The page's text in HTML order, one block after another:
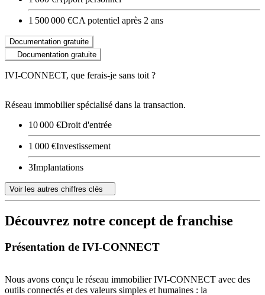
1 500 000 €CA potentiel après 2 ans
Documentation gratuite
Documentation gratuite
IVI-CONNECT, que ferais-je sans toit ?
Réseau immobilier spécialisé dans la transaction.
10 000 €Droit d'entrée
1 000 €Investissement
3Implantations
Voir les autres chiffres clés
Découvrez notre concept de franchise
Présentation de IVI-CONNECT
Nous avons conçu le réseau immobilier IVI-CONNECT avec des
outils connectés et des valeurs simples et humaines : la